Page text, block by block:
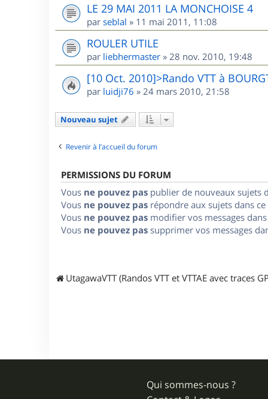
LE 29 MAI 2011 LA MONCHOISE 4
par seblal » 11 mai 2011, 11:08
ROULER UTILE
par liebhermaster » 28 nov. 2010, 19:48
[10 Oct. 2010]>Rando VTT à
par luidji76 » 24 mars 2010, 21:58
Nouveau sujet
Revenir à l’accueil du forum
PERMISSIONS DU FORUM
Vous ne pouvez pas publier de nouveaux sujets
Vous ne pouvez pas répondre aux sujets dans
Vous ne pouvez pas modifier vos messages
Vous ne pouvez pas supprimer vos messages
UtagawaVTT (Randos VTT et VTTAE avec traces
Qui sommes-nous ?